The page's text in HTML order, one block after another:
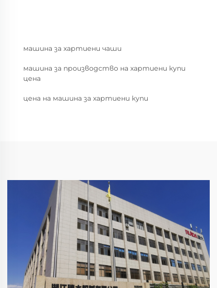
машина за хартиени чаши
машина за производство на хартиени купи
цена
цена на машина за хартиени купи